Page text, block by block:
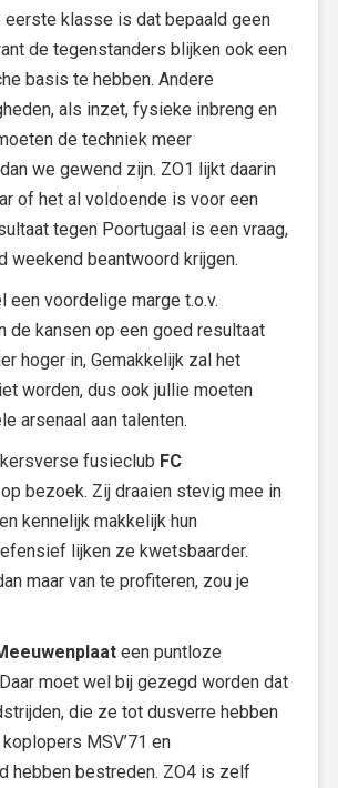
eerste klasse is dat bepaald geen
de tegenstanders blijken ook een
basis te hebben. Andere
als inzet, fysieke inbreng en
de techniek meer
we gewend zijn. ZO1 lijkt daarin
of het al voldoende is voor een
tegen Poortugaal is een vraag,
weekend beantwoord krijgen.
een voordelige marge t.o.v.
de kansen op een goed resultaat
hoger in, Gemakkelijk zal het
worden, dus ook jullie moeten
arsenaal aan talenten.
fusieclub FC
op bezoek. Zij draaien stevig mee in
kennelijk makkelijk hun
lijken ze kwetsbaarder.
maar van te profiteren, zou je
een puntloze
moet wel bij gezegd worden dat
die ze tot dusverre hebben
MSV’71 en
hebben bestreden. ZO4 is zelf